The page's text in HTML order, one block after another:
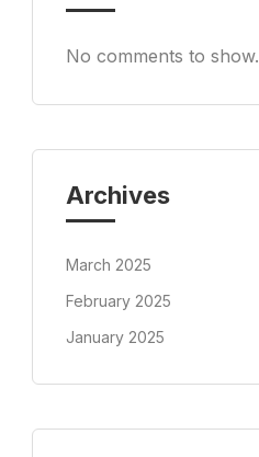
No comments to show.
Archives
March 2025
February 2025
January 2025